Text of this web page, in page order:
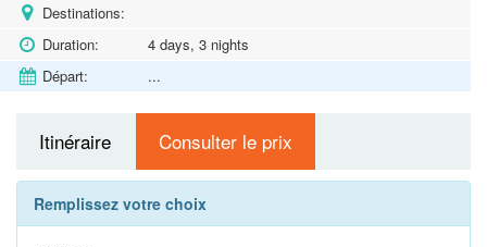
Destinations:
Duration:
4 days, 3 nights
Départ:
...
Itinéraire Consulter le prix
Remplissez votre choix